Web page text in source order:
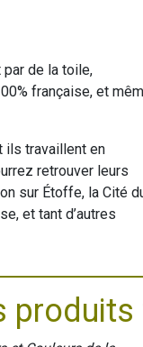
par de la toile,
française, et
ils travaillent en
retrouver leurs
sur Étoffe, la Cité
et tant d’autres